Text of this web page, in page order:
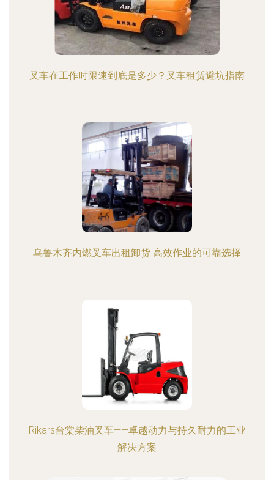
叉车在工作时限速到底是多少？叉车租赁避坑指南
乌鲁木齐内燃叉车出租卸货 高效作业的可靠选择
Rikars台棠柴油叉车——卓越动力与持久耐力的工业
解决方案